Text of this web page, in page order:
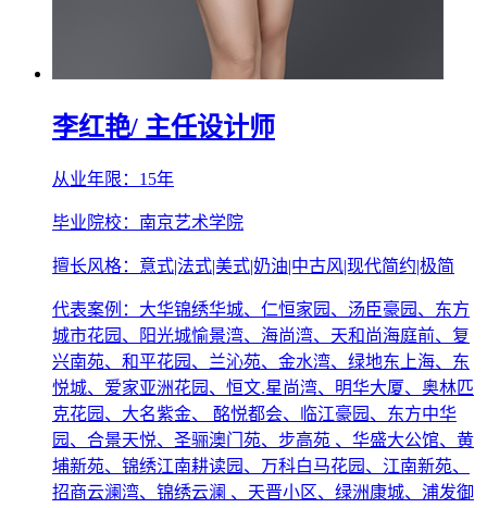
李红艳/ 主任设计师
从业年限：15年
毕业院校：南京艺术学院
擅长风格：意式|法式|美式|奶油|中古风|现代简约|极简
代表案例：大华锦绣华城、仁恒家园、汤臣豪园、东方
城市花园、阳光城愉景湾、海尚湾、天和尚海庭前、复
兴南苑、和平花园、兰沁苑、金水湾、绿地东上海、东
悦城、爱家亚洲花园、恒文.星尚湾、明华大厦、奥林匹
克花园、大名紫金、 酩悦都会、临江豪园、东方中华
园、合景天悦、圣骊澳门苑、步高苑 、华盛大公馆、黄
埔新苑、锦绣江南耕读园、万科白马花园、江南新苑、
招商云澜湾、锦绣云澜 、天晋小区、绿洲康城、浦发御